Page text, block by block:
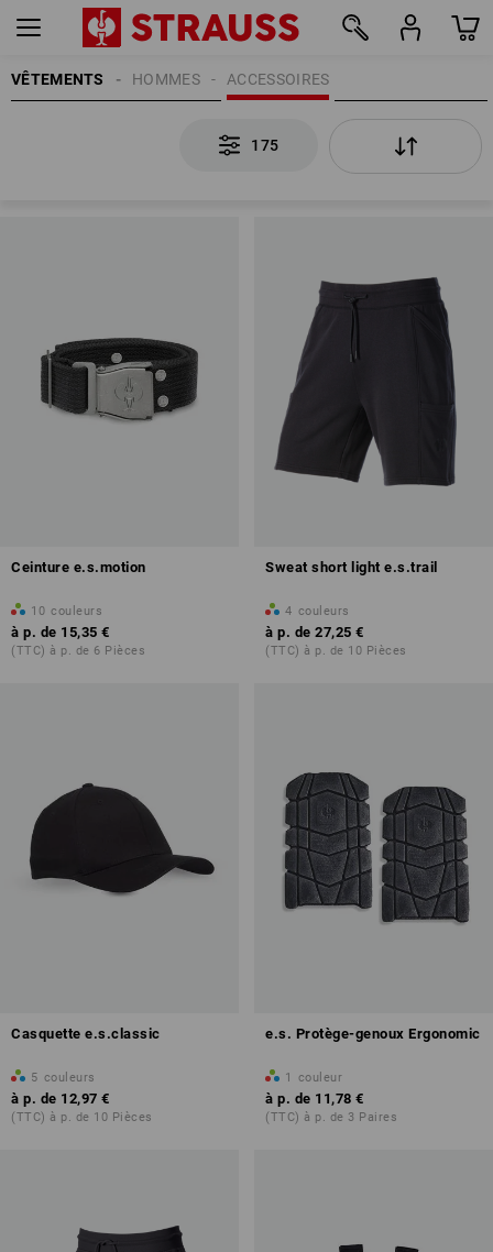
VÊTEMENTS ACCESSOIRES
HOMMES
175
Ceinture e.s.motion
10 couleurs
à p. de 15,35 €
(TTC) à p. de 6 Pièces
Sweat short light e.s.trail
4 couleurs
à p. de 27,25 €
(TTC) à p. de 10 Pièces
Casquette e.s.classic
5 couleurs
à p. de 12,97 €
(TTC) à p. de 10 Pièces
e.s. Protège-genoux Ergonomic
1 couleur
à p. de 11,78 €
(TTC) à p. de 3 Paires